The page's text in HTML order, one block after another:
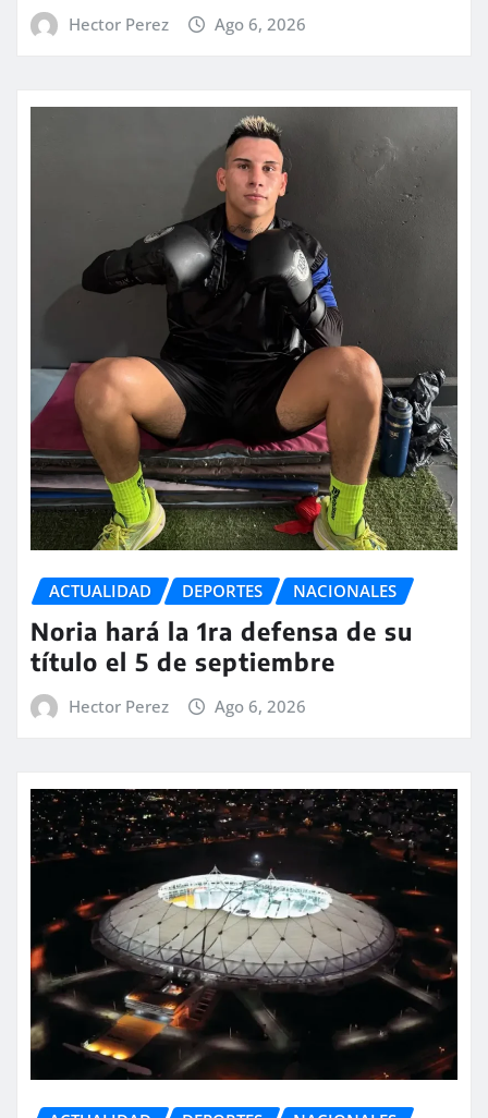
Hector Perez Ago 6, 2026
ACTUALIDAD DEPORTES NACIONALES
Noria hará la 1ra defensa de su
título el 5 de septiembre
Hector Perez Ago 6, 2026